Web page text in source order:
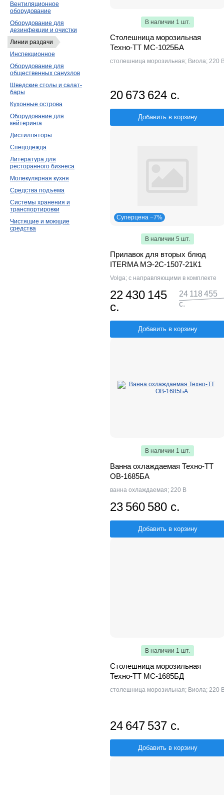
В наличии 1 шт.
Столешница морозильная
Техно-ТТ МС-1025БА
столешница морозильная; Виола; 220
20 673 624 с.
Добавить в корзину
Суперцена −7%
В наличии 5 шт.
Прилавок для вторых блюд
ITERMA МЭ-2С-1507-21К1
Volga; с направляющими в комплекте
22 430 145
с.
24 118 455
с.
Добавить в корзину
В наличии 1 шт.
Ванна охлаждаемая Техно-ТТ
ОВ-1685БА
ванна охлаждаемая; 220 В
23 560 580 с.
Добавить в корзину
В наличии 1 шт.
Столешница морозильная
Техно-ТТ МС-1685БД
столешница морозильная; Виола; 220
24 647 537 с.
Добавить в корзину
Вентиляционное
оборудование
Оборудование для
дезинфекции и очистки
Линии раздачи
Инспекционное
Оборудование для
общественных санузлов
Шведские столы и салат-
бары
Кухонные острова
Оборудование для
кейтеринга
Дистилляторы
Спецодежда
Литература для
ресторанного бизнеса
Молекулярная кухня
Средства подъема
Системы хранения и
транспортировки
Чистящие и моющие
средства